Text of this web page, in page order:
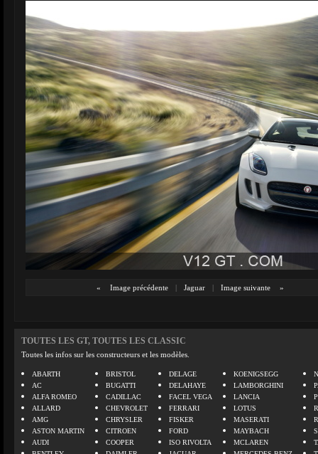
« Image précédente | Jaguar | Image suivante »
TOUTES LES GT, TOUTES LES CLASSIC
Toutes les infos sur les constructeurs et les modèles.
ABARTH
AC
ALFA ROMEO
ALLARD
AMG
ASTON MARTIN
AUDI
BRISTOL
BUGATTI
CADILLAC
CHEVROLET
CHRYSLER
CITROEN
COOPER
DELAGE
DELAHAYE
FACEL VEGA
FERRARI
FISKER
FORD
ISO RIVOLTA
KOENIGSEGG
LAMBORGHINI
LANCIA
LOTUS
MASERATI
MAYBACH
MCLAREN